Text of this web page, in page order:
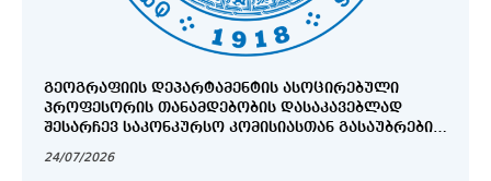
ᲒᲔᲝᲒᲠᲐᲤᲘᲘᲡ ᲓᲔᲞᲐᲠᲢᲐᲛᲔᲜᲢᲘᲡ ᲐᲡᲝᲪᲘᲠᲔᲑᲣᲚᲘ
ᲞᲠᲝᲤᲔᲡᲝᲠᲘᲡ ᲗᲐᲜᲐᲛᲓᲔᲑᲝᲑᲘᲡ ᲓᲐᲡᲐᲙᲐᲕᲔᲑᲚᲐᲓ
ᲨᲔᲡᲐᲠᲩᲔᲕ ᲡᲐᲙᲝᲜᲙᲣᲠᲡᲝ ᲙᲝᲛᲘᲡᲘᲐᲡᲗᲐᲜ ᲒᲐᲡᲐᲣᲑᲠᲔᲑᲘᲡ
24/07/2026